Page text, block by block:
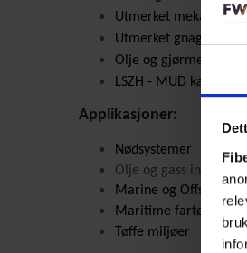
Utmerket mekanisk
Utmerket
Olje og
LSZH - MUD
Applikasjoner:
Nødsystemer
Olje og gass industrien
Marine og Offshore
Maritime fartøyer
Tøffe miljøer